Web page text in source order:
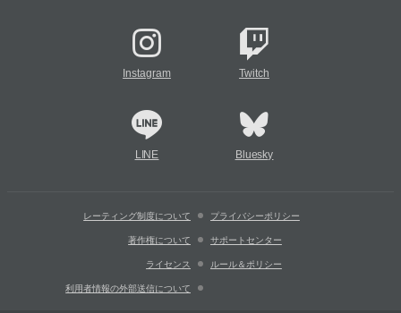
Instagram Twitch
LINE Bluesky
レーティング制度について プライバシーポリシー
著作権について サポートセンター
ライセンス ルール＆ポリシー
利用者情報の外部送信について